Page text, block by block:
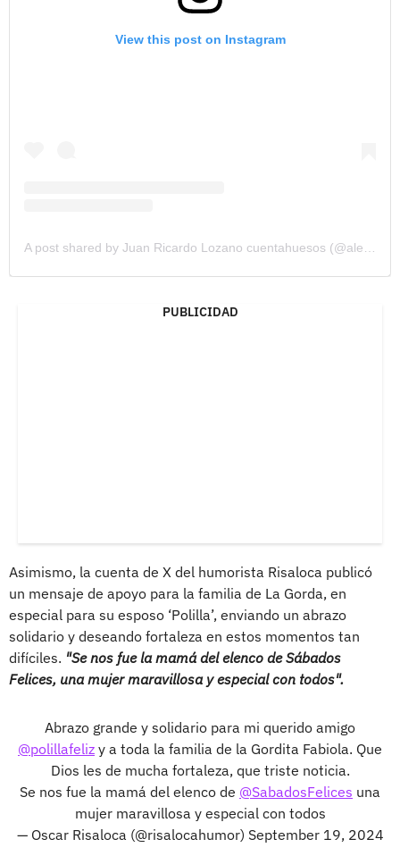
View this post on Instagram
A post shared by Juan Ricardo Lozano cuentahuesos (@alertahumor)
PUBLICIDAD
Asimismo, la cuenta de X del humorista Risaloca publicó
un mensaje de apoyo para la familia de La Gorda, en
especial para su esposo ‘Polilla’, enviando un abrazo
solidario y deseando fortaleza en estos momentos tan
difíciles. "Se nos fue la mamá del elenco de Sábados
Felices, una mujer maravillosa y especial con todos".
Abrazo grande y solidario para mi querido amigo
@polillafeliz y a toda la familia de la Gordita Fabiola. Que
Dios les de mucha fortaleza, que triste noticia.
Se nos fue la mamá del elenco de @SabadosFelices una
mujer maravillosa y especial con todos
— Oscar Risaloca (@risalocahumor) September 19, 2024